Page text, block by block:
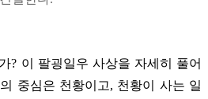
? 이 팔굉일우 사상을 자세히 풀어
중심은 천황이고, 천황이 사는 일